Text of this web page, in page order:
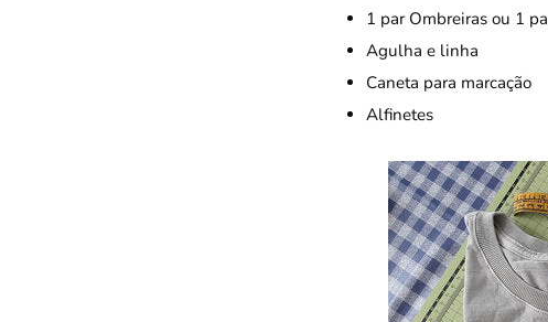
1 par Ombreiras ou 1
Agulha e linha
Caneta para marcação
Alfinetes